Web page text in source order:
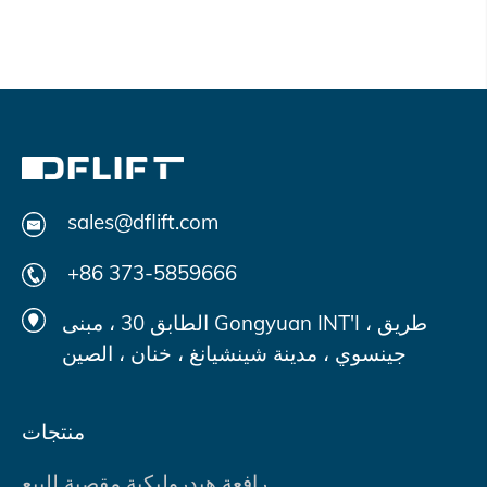
sales@dflift.com
+86 373-5859666
الطابق 30 ، مبنى Gongyuan INT'I ، طريق
جينسوي ، مدينة شينشيانغ ، خنان ، الصين
منتجات